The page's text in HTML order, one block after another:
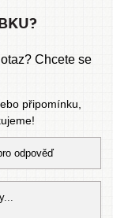
Chcete se
připomínku,